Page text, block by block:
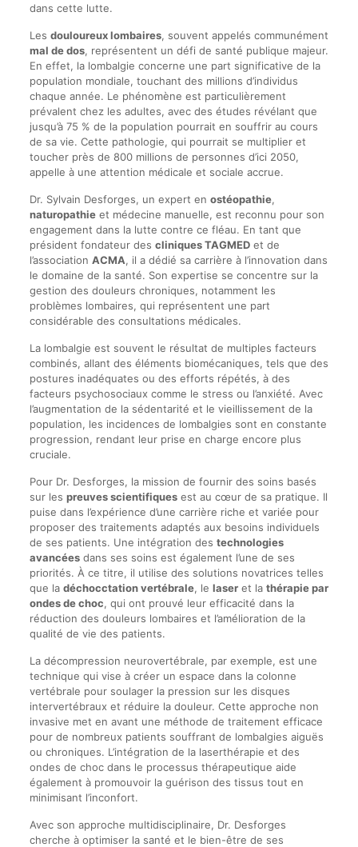
dans cette lutte.
Les douloureux lombaires, souvent appelés communément
mal de dos, représentent un défi de santé publique majeur.
En effet, la lombalgie concerne une part significative de la
population mondiale, touchant des millions d’individus
chaque année. Le phénomène est particulièrement
prévalent chez les adultes, avec des études révélant que
jusqu’à 75 % de la population pourrait en souffrir au cours
de sa vie. Cette pathologie, qui pourrait se multiplier et
toucher près de 800 millions de personnes d’ici 2050,
appelle à une attention médicale et sociale accrue.
Dr. Sylvain Desforges, un expert en ostéopathie,
naturopathieet médecine manuelle, est reconnu pour son
engagement dans la lutte contre ce fléau. En tant que
président fondateur des cliniques TAGMEDet de
l’association ACMA, il a dédié sa carrière à l’innovation dans
le domaine de la santé. Son expertise se concentre sur la
gestion des douleurs chroniques, notamment les
problèmes lombaires, qui représentent une part
considérable des consultations médicales.
La lombalgie est souvent le résultat de multiples facteurs
combinés, allant des éléments biomécaniques, tels que des
postures inadéquates ou des efforts répétés, à des
facteurs psychosociaux comme le stress ou l’anxiété. Avec
l’augmentation de la sédentarité et le vieillissement de la
population, les incidences de lombalgies sont en constante
progression, rendant leur prise en charge encore plus
cruciale.
Pour Dr. Desforges, la mission de fournir des soins basés
sur les preuves scientifiquesest au cœur de sa pratique. Il
puise dans l’expérience d’une carrière riche et variée pour
proposer des traitements adaptés aux besoins individuels
de ses patients. Une intégration des technologies
avancéesdans ses soins est également l’une de ses
priorités. À ce titre, il utilise des solutions novatrices telles
que la déchocctation vertébrale, le laseret la thérapie par
ondes de choc, qui ont prouvé leur efficacité dans la
réduction des douleurs lombaires et l’amélioration de la
qualité de vie des patients.
La décompression neurovertébrale, par exemple, est une
technique qui vise à créer un espace dans la colonne
vertébrale pour soulager la pression sur les disques
intervertébraux et réduire la douleur. Cette approche non
invasive met en avant une méthode de traitement efficace
pour de nombreux patients souffrant de lombalgies aiguës
ou chroniques. L’intégration de la laserthérapie et des
ondes de choc dans le processus thérapeutique aide
également à promouvoir la guérison des tissus tout en
minimisant l’inconfort.
Avec son approche multidisciplinaire, Dr. Desforges
cherche à optimiser la santé et le bien-être de ses